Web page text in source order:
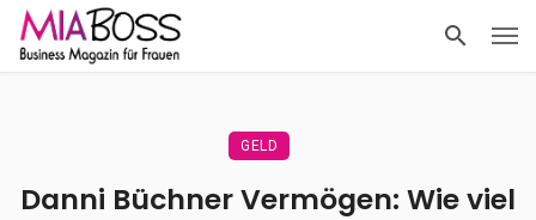
GELD
Danni Büchner Vermögen: Wie viel